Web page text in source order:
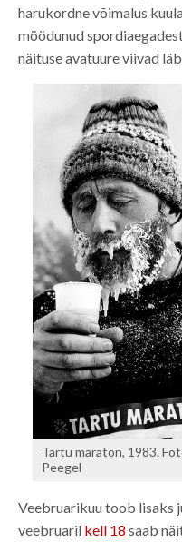
harukordne võimalus
möödunud
näituse avatuure viivad
Tartu maraton, 1983.
Peegel
Veebruarikuu toob lisaks
veebruaril kell 18 saab